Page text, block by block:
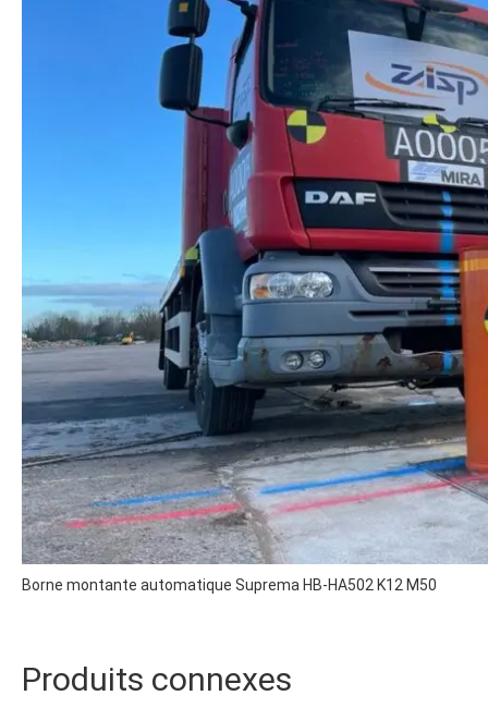
Borne montante automatique Suprema HB-HA502 K12 M50
Produits connexes